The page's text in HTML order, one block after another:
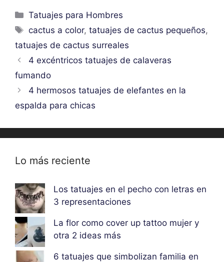
Categorías
Tatuajes para Hombres
Etiquetas
cactus a color,tatuajes de cactus pequeños,
tatuajes de cactus surreales
4 excéntricos tatuajes de calaveras
fumando
4 hermosos tatuajes de elefantes en la
espalda para chicas
Lo más reciente
Los tatuajes en el pecho con letras en
3 representaciones
La flor como cover up tattoo mujer y
otra 2 ideas más
6 tatuajes que simbolizan familia en